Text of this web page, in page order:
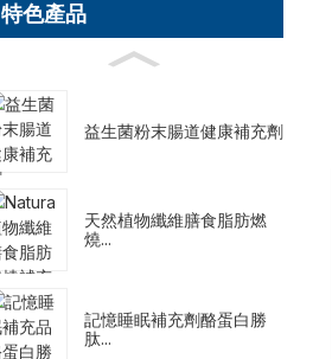
特色產品
益生菌粉末腸道健康補充劑
天然植物纖維膳食脂肪燃
燒...
記憶睡眠補充劑酪蛋白勝
肽...